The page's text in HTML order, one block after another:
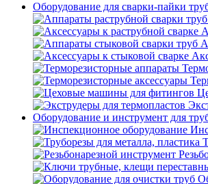
Оборудование для сварки-пайки
Оборудование и инструмент для